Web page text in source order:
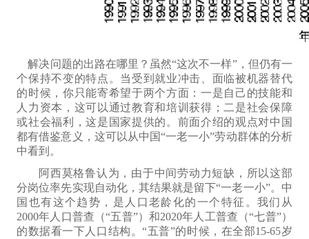
解决问题的出路在哪里？虽然“这次不一样”，但仍有一
个保持不变的特点 。当受到就业冲击、面临被机器替代
的时候，你只能寄希望于两个方面：一是自己的技能和
人力资本，这可以通过教育和培训获得；二是社会保障
或社会福利
，这是国家提供的。前面介绍的观点对中国
都有借鉴意义 ， 这可以从中国“一老一小”劳动群体的分析
中看到 。
阿西莫格鲁认为，由于中间劳动力短缺，所以这部
分岗位率先实现自动化，其结果就是留下“一老一小”。中
国也有这个趋势， 是人口老龄化的一个特征。 我们从
2000年人口普查（“五普”）和2020年人工普查（“七普”）
的数据看一下人口结构。“五普”的时候， 在全部15-65岁